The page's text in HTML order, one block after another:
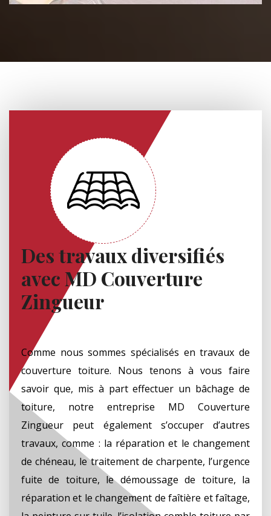
Des travaux diversifiés
avec MD Couverture
Zingueur
Comme nous sommes spécialisés en travaux de
couverture toiture. Nous tenons à vous faire
savoir que, mis à part effectuer un bâchage de
toiture, notre entreprise MD Couverture
Zingueur peut également s’occuper d’autres
travaux, comme : la réparation et le changement
de chéneau, le traitement de charpente, l’urgence
fuite de toiture, le démoussage de toiture, la
réparation et le changement de faîtière et faîtage,